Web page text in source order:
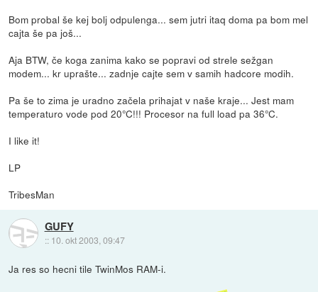
Bom probal še kej bolj odpulenga... sem jutri itaq doma pa bom mel
cajta še pa još...
Aja BTW, če koga zanima kako se popravi od strele sežgan
modem... kr uprašte... zadnje cajte sem v samih hadcore modih.
Pa še to zima je uradno začela prihajat v naše kraje... Jest mam
temperaturo vode pod 20°C!!! Procesor na full load pa 36°C.
I like it!
LP
TribesMan
GUFY
:: 10. okt 2003, 09:47
Ja res so hecni tile TwinMos RAM-i.